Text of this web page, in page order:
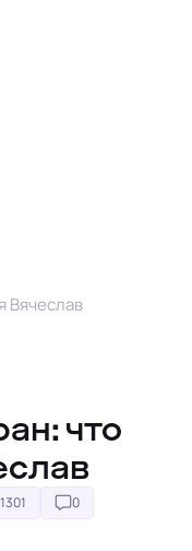
Вячеслав
что
1301 0